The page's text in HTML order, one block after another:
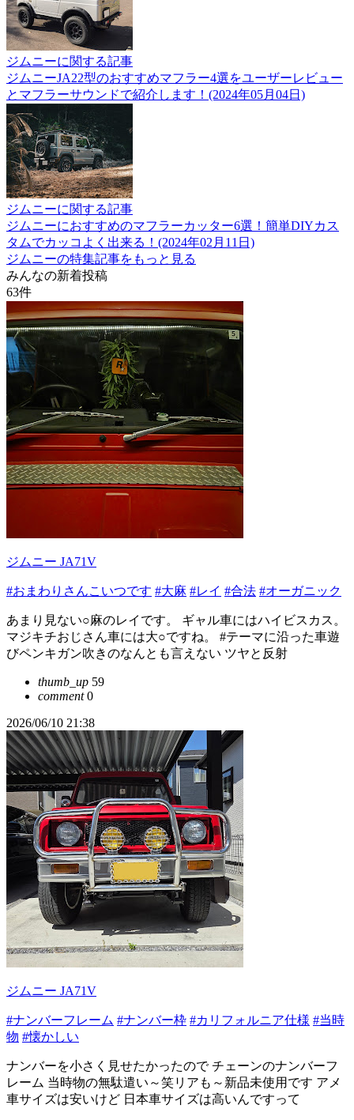
ジムニーに関する記事
ジムニーJA22型のおすすめマフラー4選をユーザーレビュー
とマフラーサウンドで紹介します！(2024年05月04日)
ジムニーに関する記事
ジムニーにおすすめのマフラーカッター6選！簡単DIYカス
タムでカッコよく出来る！(2024年02月11日)
ジムニーの特集記事をもっと見る
みんなの新着投稿
63件
ジムニー JA71V
#おまわりさんこいつです #大麻 #レイ #合法 #オーガニック
あまり見ない○麻のレイです。 ギャル車にはハイビスカス。
マジキチおじさん車には大○ですね。 #テーマに沿った車遊
びペンキガン吹きのなんとも言えない ツヤと反射
thumb_up 59
comment0
2026/06/10 21:38
ジムニー JA71V
#ナンバーフレーム #ナンバー枠 #カリフォルニア仕様 #当時
物 #懐かしい
ナンバーを小さく見せたかったので チェーンのナンバーフ
レーム 当時物の無駄遣い～笑リアも～新品未使用です アメ
車サイズは安いけど 日本車サイズは高いんですって